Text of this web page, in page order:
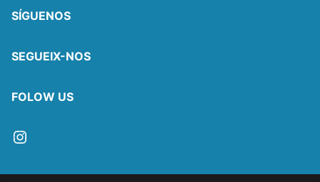
SÍGUENOS
SEGUEIX-NOS
FOLOW US
Instagram